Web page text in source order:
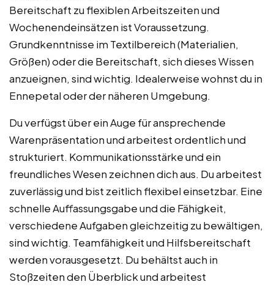
Bereitschaft zu flexiblen Arbeitszeiten und
Wochenendeinsätzen ist Voraussetzung.
Grundkenntnisse im Textilbereich (Materialien,
Größen) oder die Bereitschaft, sich dieses Wissen
anzueignen, sind wichtig. Idealerweise wohnst du in
Ennepetal oder der näheren Umgebung.
Du verfügst über ein Auge für ansprechende
Warenpräsentation und arbeitest ordentlich und
strukturiert. Kommunikationsstärke und ein
freundliches Wesen zeichnen dich aus. Du arbeitest
zuverlässig und bist zeitlich flexibel einsetzbar. Eine
schnelle Auffassungsgabe und die Fähigkeit,
verschiedene Aufgaben gleichzeitig zu bewältigen,
sind wichtig. Teamfähigkeit und Hilfsbereitschaft
werden vorausgesetzt. Du behältst auch in
Stoßzeiten den Überblick und arbeitest